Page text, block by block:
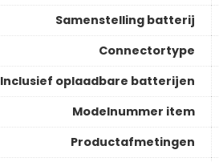
Samenstelling batterij
Connectortype
Inclusief oplaadbare batterijen
Modelnummer item
Productafmetingen